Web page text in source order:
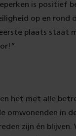
is positief
op en rond
plaats staat
het met alle
omwonenden in
zijn én blijven.